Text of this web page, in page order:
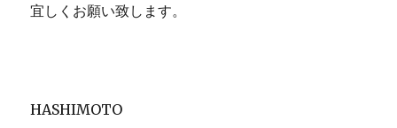
宜しくお願い致します。
HASHIMOTO